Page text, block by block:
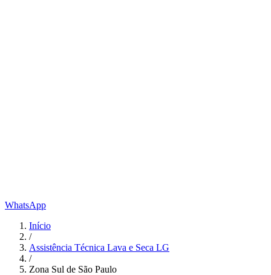
WhatsApp
Início
/
Assistência Técnica Lava e Seca LG
/
Zona Sul de São Paulo